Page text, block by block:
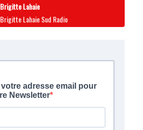
Brigitte Lahaie
Brigitte Lahaie Sud Radio